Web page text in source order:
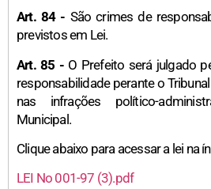
Art. 84 - São crimes de
previstos em Lei.
Art. 85 -O Prefeito será julgado
responsabilidade perante o
nas infrações político-
Municipal.
Clique abaixo para acessar a lei na
LEI No 001-97 (3).pdf